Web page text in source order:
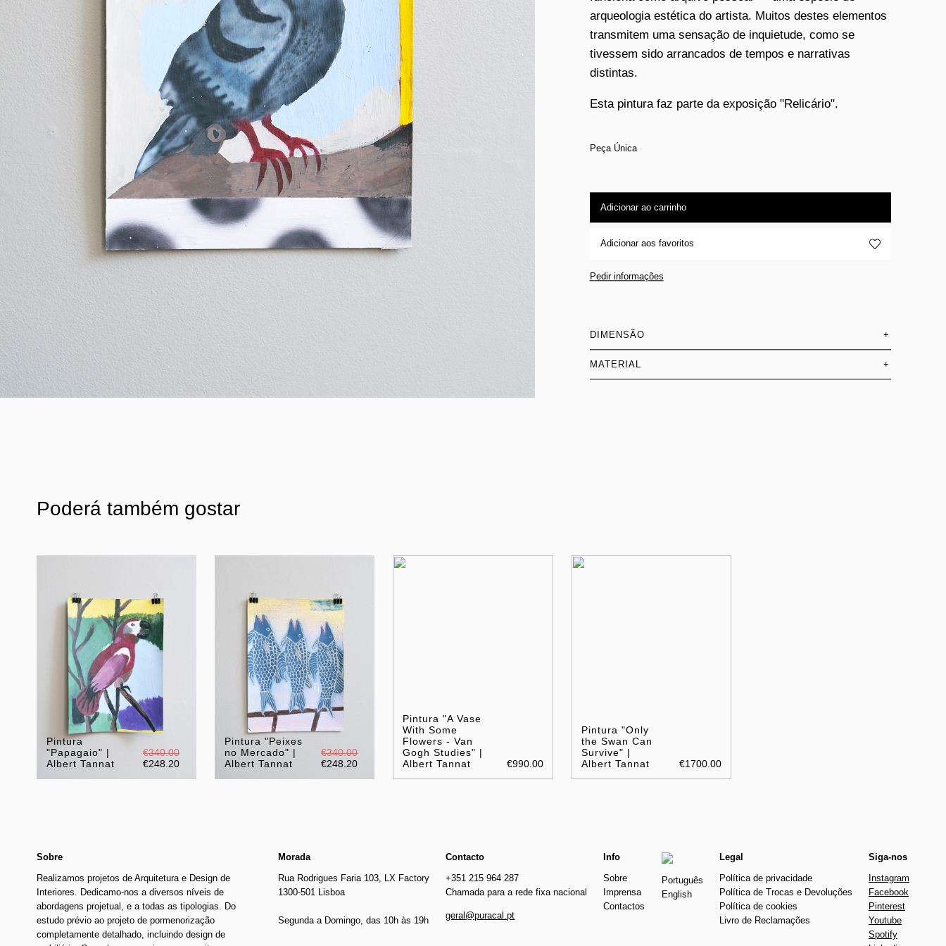
arqueologia estética do artista. Muitos destes elementos
transmitem uma sensação de inquietude, como se
tivessem sido arrancados de tempos e narrativas
distintas.
Esta pintura faz parte da exposição "Relicário".
Peça Única
Adicionar ao carrinho
Adicionar aos favoritos
Pedir informações
DIMENSÃO +
MATERIAL +
Poderá também gostar
Pintura
"Papagaio" |
Albert Tannat
€340.00
€248.20
Pintura "Peixes
no Mercado" |
Albert Tannat
€340.00
€248.20
Pintura "A Vase
With Some
Flowers - Van
Gogh Studies" |
Albert Tannat
€990.00
Pintura "Only
the Swan Can
Survive" |
Albert Tannat
€1700.00
Sobre
Realizamos projetos de Arquitetura e Design de
Interiores. Dedicamo-nos a diversos níveis de
abordagens projetual, e a todas as tipologias. Do
estudo prévio ao projeto de pormenorização
completamente detalhado, incluindo design de
Morada
Rua Rodrigues Faria 103, LX Factory
1300-501 Lisboa
Segunda a Domingo, das 10h às 19h
Contacto
+351 215 964 287
Chamada para a rede fixa nacional
geral@puracal.pt
Info
Sobre
Imprensa
Contactos
Português
English
Legal
Política de privacidade
Política de Trocas e Devoluções
Política de cookies
Livro de Reclamações
Siga-nos
Instagram
Facebook
Pinterest
Youtube
Spotify